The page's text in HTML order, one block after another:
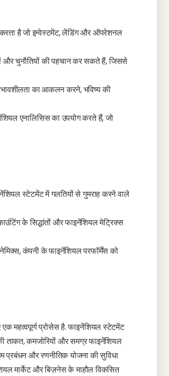
करता है जो इन्वेस्टमेंट, लेंडिंग और ऑपरेशनल
और चुनौतियों की पहचान कर सकते हैं, जिससे
का आकलन करने, भविष्य की
एनालिसिस का उपयोग करते हैं, जो
स्टेटमेंट में गलतियों से गुमराह करने वाले
के सिद्धांतों और फाइनेंशियल मेट्रिक्स
कंपनी के फाइनेंशियल परफॉर्मेंस को
महत्वपूर्ण प्रोसेस है. फाइनेंशियल स्टेटमेंट
ताकत, कमजोरियों और समग्र फाइनेंशियल
प्रबंधन और रणनीतिक योजना की सुविधा
मार्केट और बिज़नेस के माहौल विकसित